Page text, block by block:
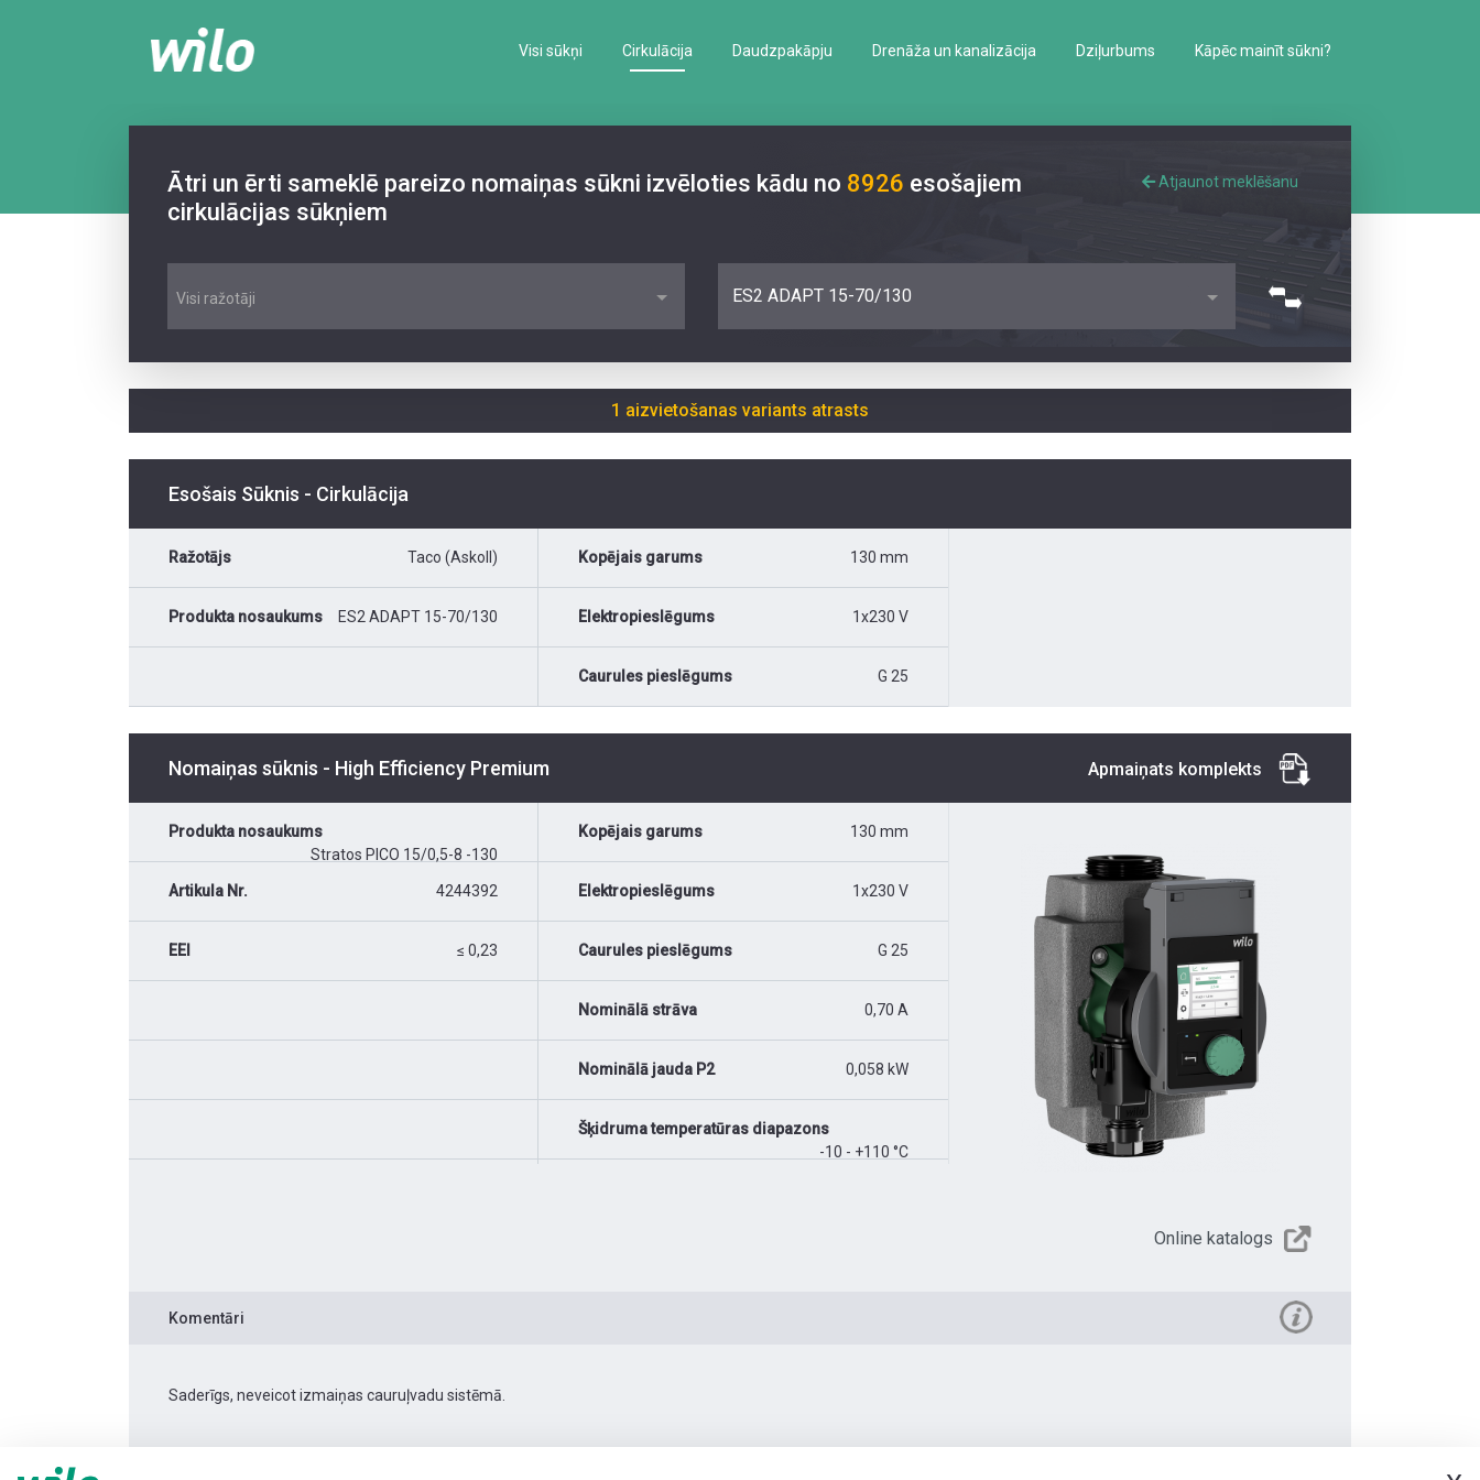
Visi sūkņi Cirkulācija Daudzpakāpju Drenāža un kanalizācija Dziļurbums Kāpēc mainīt sūkni?
Ātri un ērti sameklē pareizo nomaiņas sūkni izvēloties kādu no 8926 esošajiem
cirkulācijas sūkņiem
Atjaunot meklēšanu
Visi ražotāji ES2 ADAPT 15-70/130
1 aizvietošanas variants atrasts
Esošais Sūknis - Cirkulācija
Ražotājs Taco (Askoll)
Produkta nosaukums ES2 ADAPT 15-70/130
Kopējais garums 130 mm
Elektropieslēgums 1x230 V
Caurules pieslēgums G 25
Nomaiņas sūknis - High Efficiency Premium Apmaiņats komplekts
Produkta nosaukums
Stratos PICO 15/0,5-8 -130
Artikula Nr. 4244392
EEI ≤ 0,23
Kopējais garums 130 mm
Elektropieslēgums 1x230 V
Caurules pieslēgums G 25
Nominālā strāva 0,70 A
Nominālā jauda P2 0,058 kW
Šķidruma temperatūras diapazons
-10 - +110 °C
Online katalogs
Komentāri
Saderīgs, neveicot izmaiņas cauruļvadu sistēmā.